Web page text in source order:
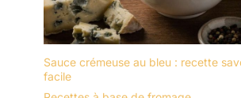
Sauce crémeuse au bleu : recette
facile